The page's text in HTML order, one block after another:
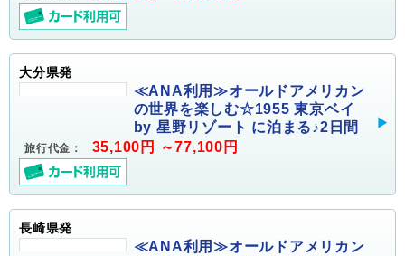
大分県発
≪ANA利用≫オールドアメリカン
の世界を楽しむ☆1955 東京ベイ
by 星野リゾート に泊まる♪2日間
旅行代金： 35,100円 ～77,100円
長崎県発
≪ANA利用≫オールドアメリカン